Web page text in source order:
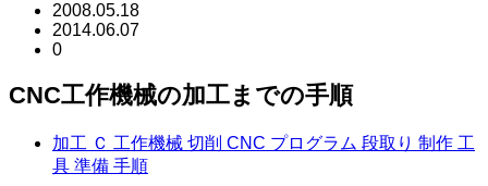
2008.05.18
2014.06.07
0
CNC工作機械の加工までの手順
加工 Ｃ 工作機械 切削 CNC プログラム 段取り 制作 工
具 準備 手順